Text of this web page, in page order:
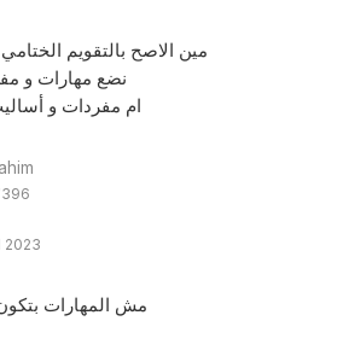
مين الاصح بالتقويم
نضع مهارات و
ام مفردات و
2023
مش المهارات